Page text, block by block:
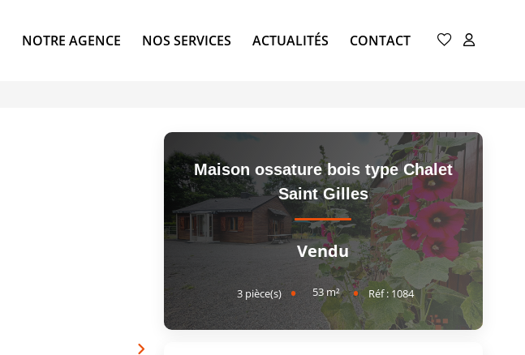
NOTRE AGENCE NOS SERVICES ACTUALITÉS CONTACT
Maison ossature bois type Chalet
Saint Gilles
Vendu
3 pièce(s) 53m² Réf : 1084